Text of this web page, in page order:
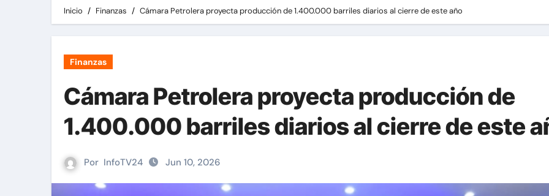
Inicio Finanzas Cámara Petrolera proyecta producción de 1.400.000 barriles diarios al cierre de este año
Finanzas
Cámara Petrolera proyecta producción de
1.400.000 barriles diarios al cierre de este
Por InfoTV24 Jun 10, 2026